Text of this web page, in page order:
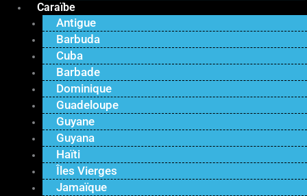
Caraïbe
Antigue
Barbuda
Cuba
Barbade
Dominique
Guadeloupe
Guyane
Guyana
Haïti
Îles Vierges
Jamaïque